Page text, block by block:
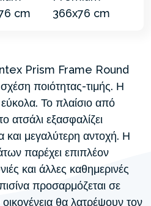
Intex Prism Frame Round
ποιότητας-τιμής. Η
εύκολα. Το πλαίσιο από
ατσάλι εξασφαλίζει
και μεγαλύτερη αντοχή. Η
παρέχει επιπλέον
και άλλες καθημερινές
προσαρμόζεται σε
θα λατρέψουν τον